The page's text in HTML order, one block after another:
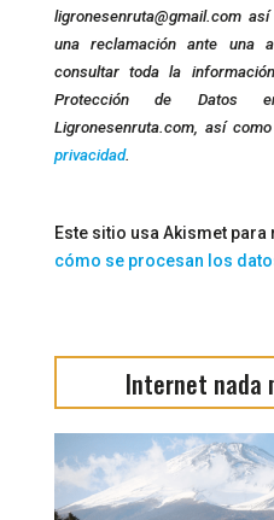
ligronesenruta@gmail.com
una reclamación ante una
consultar toda la
Protección de Datos
Ligronesenruta.com, así
privacidad.
Este sitio usa Akismet
cómo se procesan los
Internet nada